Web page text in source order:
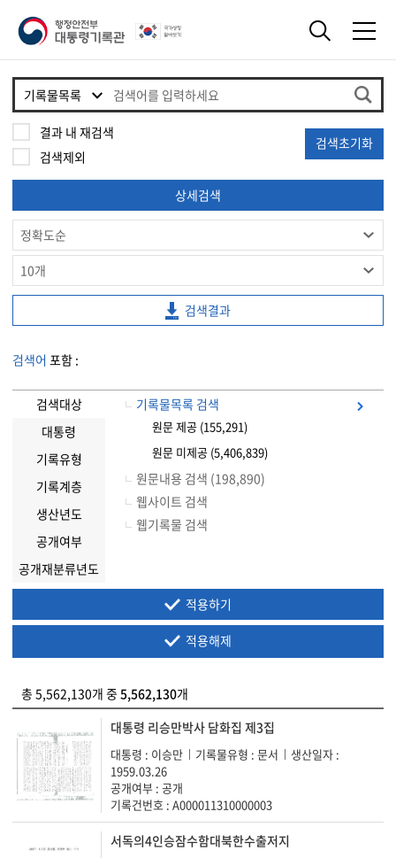
결과 내 재검색
검색제외
검색초기화
상세검색
검색결과
검색어 포함 :
검색대상 기록물목록 검색
원문 제공 (155,291)
원문 미제공 (5,406,839)
원문내용 검색 (198,890)
웹사이트 검색
웹기록물 검색
대통령
기록유형
기록계층
생산년도
공개여부
공개재분류년도
적용하기
적용해제
총 5,562,130개 중 5,562,130개
대통령 리승만박사 담화집 제3집
대통령 : 이승만 기록물유형 : 문서
생산일자 :
1959.03.26
공개여부 : 공개
기록건번호 : A000011310000003
서독의4인승잠수함대북한수출저지